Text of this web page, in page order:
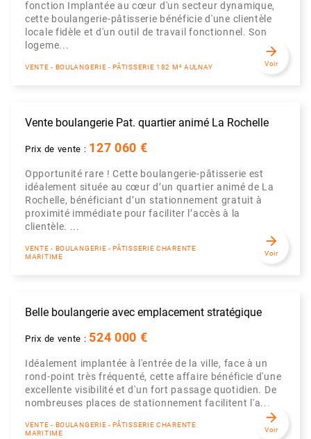
fonction Implantée au cœur d'un secteur dynamique,
cette boulangerie-pâtisserie bénéficie d'une clientèle
locale fidèle et d'un outil de travail fonctionnel. Son
logeme...
VENTE - BOULANGERIE - PÂTISSERIE 182 M² AULNAY
arrow_forward
Voir
Vente boulangerie Pat. quartier animé La Rochelle
Prix de vente : 127 060 €
Opportunité rare ! Cette boulangerie-pâtisserie est
idéalement située au cœur d’un quartier animé de La
Rochelle, bénéficiant d’un stationnement gratuit à
proximité immédiate pour faciliter l’accès à la
clientèle. ...
VENTE - BOULANGERIE - PÂTISSERIE CHARENTE
MARITIME
arrow_forward
Voir
Belle boulangerie avec emplacement stratégique
Prix de vente : 524 000 €
Idéalement implantée à l'entrée de la ville, face à un
rond-point très fréquenté, cette affaire bénéficie d'une
excellente visibilité et d'un fort passage quotidien. De
nombreuses places de stationnement facilitent l'a...
VENTE - BOULANGERIE - PÂTISSERIE CHARENTE
MARITIME
arrow_forward
Voir